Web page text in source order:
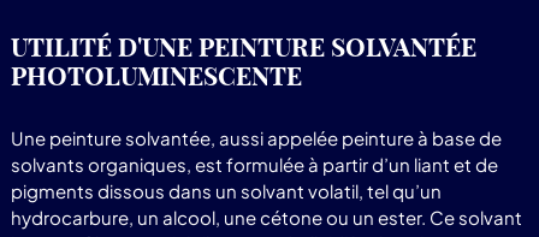
UTILITÉ D'UNE PEINTURE SOLVANTÉE
PHOTOLUMINESCENTE
Une peinture solvantée, aussi appelée peinture à base de
solvants organiques, est formulée à partir d’un liant et de
pigments dissous dans un solvant volatil, tel qu’un
hydrocarbure, un alcool, une cétone ou un ester. Ce solvant